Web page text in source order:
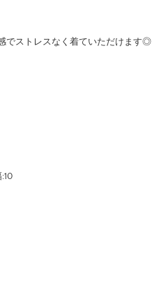
でストレスなく着ていただけます◎